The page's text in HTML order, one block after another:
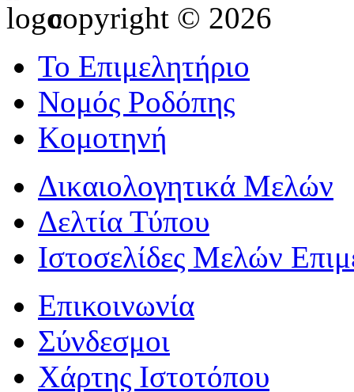
copyright © 2026
Το Επιμελητήριο
Νομός Ροδόπης
Κομοτηνή
Δικαιολογητικά Μελών
Δελτία Τύπου
Ιστοσελίδες Μελών
Επικοινωνία
Σύνδεσμοι
Χάρτης Ιστοτόπου